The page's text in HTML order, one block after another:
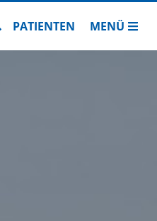
Zur Seitensuche
PATIENTEN MENÜ